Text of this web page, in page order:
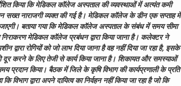
किया कि मेडिकल कॉलेज अस्पताल की व्यवस्थाओं में अत्यंत कमी
सख्त नाराजगी व्यक्त की गई है। मेडिकल कॉलेज के डीन एक सप्ताह में
बताया गया कि मेडिकल कॉलेज अस्पताल के संबंध में समय सीमा
मेडिकल कॉलेज प्रबंधन द्वारा किया जाना है। कलेक्टर ने
रोगियों को जो लाभ दिया जाना है वह नहीं दिया जा रहा है, इसके
करने के लिए तेजी से कार्य किया जाना है। शिकायत और समस्याओं
किया। बैठक में जिले के कृषि विभाग की कार्यप्रणाली के प्रति
द्वारा अपने दायित्व का निर्वहन नहीं किया जा रहा है जो कि